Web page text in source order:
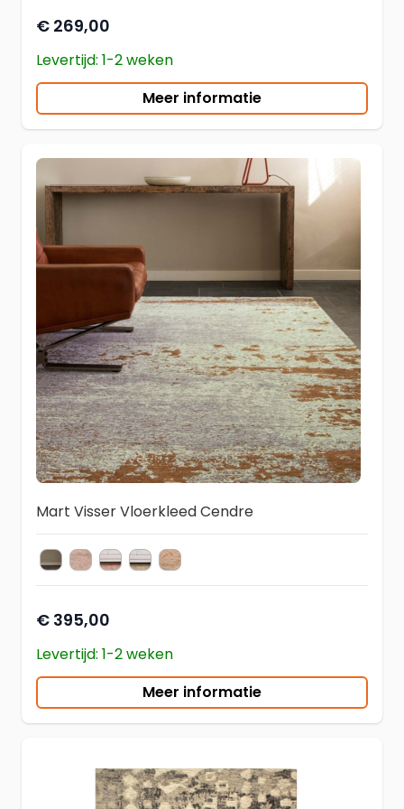
€ 269,00
Levertijd: 1-2 weken
Meer informatie
Mart Visser Vloerkleed Cendre
kleur vloerkleed
Soft GreyCoral Red
Rust Warmth
Vintage Forest
Vintage Oker
€ 395,00
Levertijd: 1-2 weken
Meer informatie